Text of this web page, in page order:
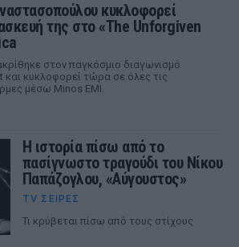
κυκλοφορεί
της στο «The Unforgiven
στον παγκόσμιο διαγωνισμό
και κυκλοφορεί τώρα σε όλες τις
μέσω Minos EMI.
Η ιστορία πίσω από το
πασίγνωστο τραγούδι του Νίκου
Παπάζογλου, «Αύγουστος»
TV ΣΕΙΡΈΣ
Τι κρύβεται πίσω από τους στίχους